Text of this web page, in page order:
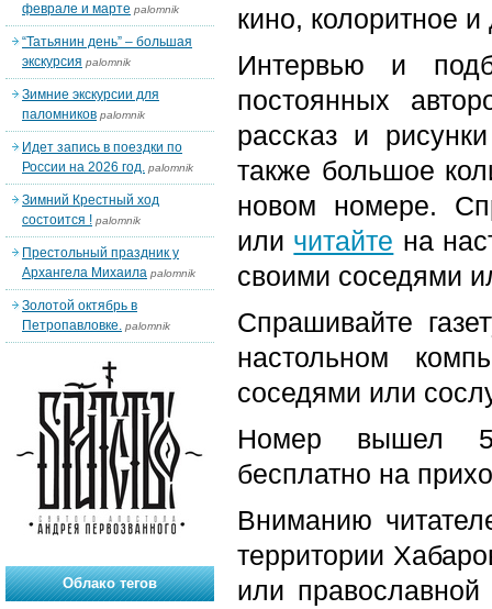
кино, колоритное
Интервью и
постоянных
рассказ и
также большое
новом номере.
или читайте на
своими соседями
Спрашивайте
настольном
соседями или
Номер вышел 5-
бесплатно на
Вниманию
территории
или
феврале и марте palomnik
“Татьянин день” – большая
экскурсия palomnik
Зимние экскурсии для
паломников palomnik
Идет запись в поездки по
России на 2026 год. palomnik
Зимний Крестный ход
состоится ! palomnik
Престольный праздник у
Архангела Михаила palomnik
Золотой октябрь в
Петропавловке. palomnik
Облако тегов